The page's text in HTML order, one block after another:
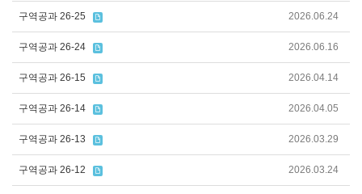
구역공과 26-25 2026.06.24
구역공과 26-24 2026.06.16
구역공과 26-15 2026.04.14
구역공과 26-14 2026.04.05
구역공과 26-13 2026.03.29
구역공과 26-12 2026.03.24